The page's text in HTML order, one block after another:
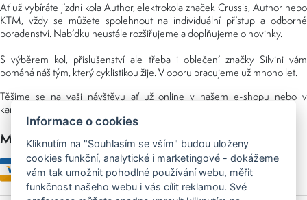
Ať už vybíráte jízdní kola Author, elektrokola značek Crussis, Author nebo
KTM, vždy se můžete spolehnout na individuální přístup a odborné
poradenství. Nabídku neustále rozšiřujeme a doplňujeme o novinky.
S výběrem kol, příslušenství ale třeba i oblečení značky Silvini vám
pomáhá náš tým, který cyklistikou žije. V oboru pracujeme už mnoho let.
Těšíme se na vaši návštěvu ať už online v našem e-shopu nebo v
kamenné prodejně, kterou najdete v NS (nákupní středisko) URAN.
Možnosti platby
Informace o cookies
Kliknutím na "Souhlasím se vším" budou uloženy
cookies funkční, analytické i marketingové - dokážeme
vám tak umožnit pohodlné používání webu, měřit
funkčnost našeho webu i vás cílit reklamou. Své